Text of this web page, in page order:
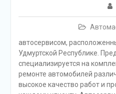
автосервисом,
Удмуртской Республике.
специализируется на
ремонте автомобилей
высокое качество работ и